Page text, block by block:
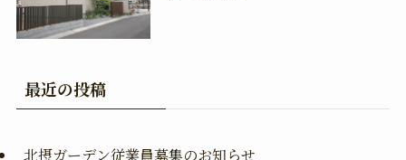
最近の投稿
北摂ガーデン従業員募集のお知らせ